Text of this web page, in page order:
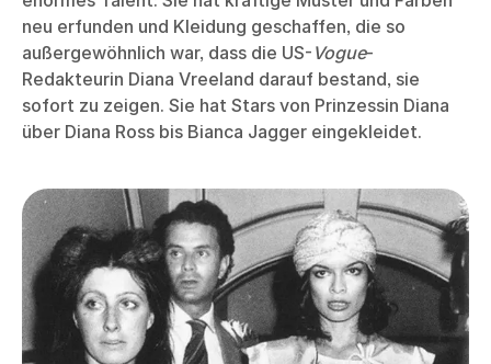
neu erfunden und Kleidung geschaffen, die so
außergewöhnlich war, dass die US- Vogue-
Redakteurin Diana Vreeland darauf bestand, sie
sofort zu zeigen. Sie hat Stars von Prinzessin Diana
über Diana Ross bis Bianca Jagger eingekleidet.